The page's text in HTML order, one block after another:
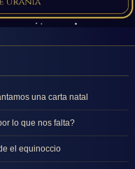
una carta natal
lo que nos falta?
el equinoccio